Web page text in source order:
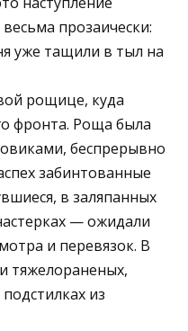
прозаически:
уже тащили в тыл на
рощице, куда
фронта. Роща была
беспрерывно
забинтованные
в заляпанных
— ожидали
и перевязок. В
тяжелораненых,
из